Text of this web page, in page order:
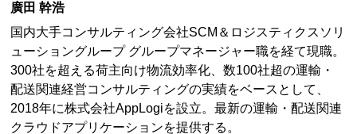
廣田 幹浩
国内大手コンサルティング会社SCM＆ロジスティクスソリ
ューショングループ グループマネージャー職を経て現職。
300社を超える荷主向け物流効率化、数100社超の運輸・
配送関連経営コンサルティングの実績をベースとして、
2018年に株式会社AppLogiを設立。最新の運輸・配送関連
クラウドアプリケーションを提供する。